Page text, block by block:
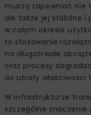
muszą zapewniać nie
ale także jej stabilne i
w całym okresie
to stosowanie
na długotrwałe
oraz procesy
do utraty
W infrastrukturze
szczególne znaczenie